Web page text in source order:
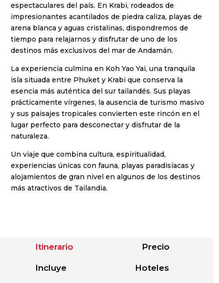
espectaculares del país. En Krabi, rodeados de
impresionantes acantilados de piedra caliza, playas de
arena blanca y aguas cristalinas, dispondremos de
tiempo para relajarnos y disfrutar de uno de los
destinos más exclusivos del mar de Andamán.
La experiencia culmina en Koh Yao Yai, una tranquila
isla situada entre Phuket y Krabi que conserva la
esencia más auténtica del sur tailandés. Sus playas
prácticamente vírgenes, la ausencia de turismo masivo
y sus paisajes tropicales convierten este rincón en el
lugar perfecto para desconectar y disfrutar de la
naturaleza.
Un viaje que combina cultura, espiritualidad,
experiencias únicas con fauna, playas paradisíacas y
alojamientos de gran nivel en algunos de los destinos
más atractivos de Tailandia.
Itinerario Precio
Incluye Hoteles